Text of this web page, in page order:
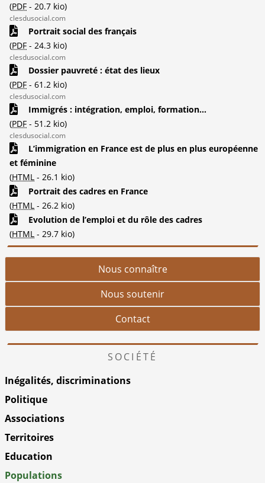
(PDF - 20.7 kio)
clesdusocial.com
Portrait social des français
(PDF - 24.3 kio)
clesdusocial.com
Dossier pauvreté : état des lieux
(PDF - 61.2 kio)
clesdusocial.com
Immigrés : intégration, emploi, formation...
(PDF - 51.2 kio)
clesdusocial.com
L’immigration en France est de plus en plus européenne
et féminine
(HTML - 26.1 kio)
Portrait des cadres en France
(HTML - 26.2 kio)
Evolution de l’emploi et du rôle des cadres
(HTML - 29.7 kio)
Nous connaître
Nous soutenir
Contact
SOCIÉTÉ
Inégalités, discriminations
Politique
Associations
Territoires
Education
Populations